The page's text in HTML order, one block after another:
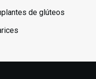
de glúteos